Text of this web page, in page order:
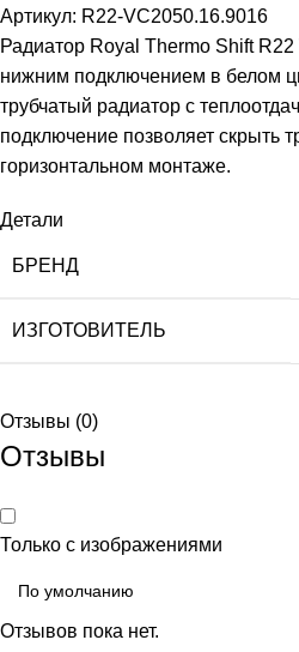
Артикул: R22-VC2050.16.9016
Радиатор Royal Thermo Shift
нижним подключением в белом
трубчатый радиатор с
подключение позволяет скрыть
горизонтальном монтаже.
Детали
БРЕНД
ИЗГОТОВИТЕЛЬ
Отзывы (0)
Отзывы
Только с изображениями
Отзывов пока нет.